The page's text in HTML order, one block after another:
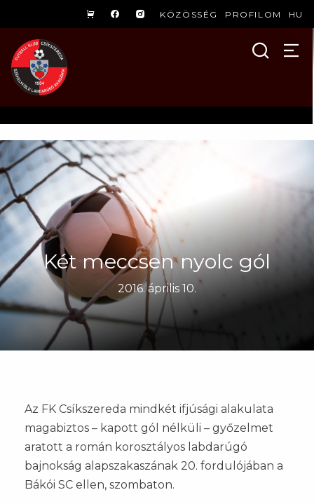
KÖZÖSSÉG PROFILOM HU
Két meccsen nyolc gól
2016. április 10.
Az FK Csíkszereda mindkét ifjúsági alakulata
magabiztos – kapott gól nélküli – győzelmet
aratott a román korosztályos labdarúgó
bajnokság alapszakaszának 20. fordulójában a
Bákói SC ellen, szombaton.